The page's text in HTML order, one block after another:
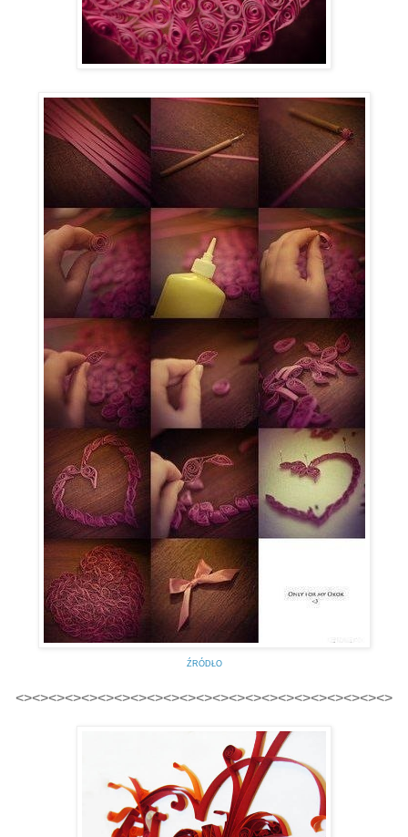
ŹRÓDŁO
<><><><><><><><><><><><><><><><><><><><><><><>